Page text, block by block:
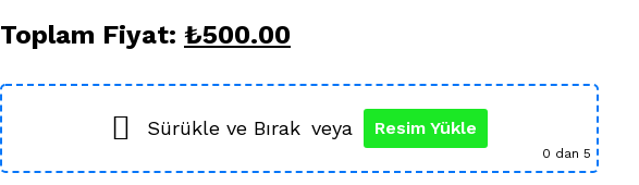
Toplam Fiyat: ₺500.00
Sürükle ve Bırak veya Resim Yükle
0 dan 5